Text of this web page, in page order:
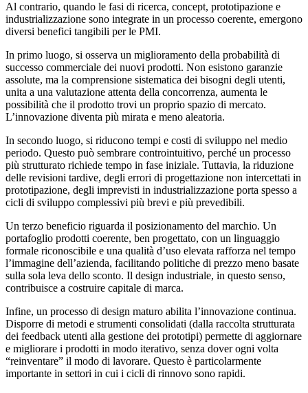
Al contrario, quando le fasi di ricerca, concept, prototipazione e
industrializzazione sono integrate in un processo coerente, emergono
diversi benefici tangibili per le PMI.
In primo luogo, si osserva un miglioramento della probabilità di
successo commerciale dei nuovi prodotti. Non esistono garanzie
assolute, ma la comprensione sistematica dei bisogni degli utenti,
unita a una valutazione attenta della concorrenza, aumenta le
possibilità che il prodotto trovi un proprio spazio di mercato.
L’innovazione diventa più mirata e meno aleatoria.
In secondo luogo, si riducono tempi e costi di sviluppo nel medio
periodo. Questo può sembrare controintuitivo, perché un processo
più strutturato richiede tempo in fase iniziale. Tuttavia, la riduzione
delle revisioni tardive, degli errori di progettazione non intercettati in
prototipazione, degli imprevisti in industrializzazione porta spesso a
cicli di sviluppo complessivi più brevi e più prevedibili.
Un terzo beneficio riguarda il posizionamento del marchio. Un
portafoglio prodotti coerente, ben progettato, con un linguaggio
formale riconoscibile e una qualità d’uso elevata rafforza nel tempo
l’immagine dell’azienda, facilitando politiche di prezzo meno basate
sulla sola leva dello sconto. Il design industriale, in questo senso,
contribuisce a costruire capitale di marca.
Infine, un processo di design maturo abilita l’innovazione continua.
Disporre di metodi e strumenti consolidati (dalla raccolta strutturata
dei feedback utenti alla gestione dei prototipi) permette di aggiornare
e migliorare i prodotti in modo iterativo, senza dover ogni volta
“reinventare” il modo di lavorare. Questo è particolarmente
importante in settori in cui i cicli di rinnovo sono rapidi.